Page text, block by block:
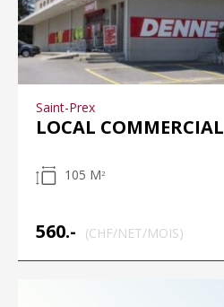
Saint-Prex
LOCAL COMMERCIAL
105 M 2
560.- (CHF/NET/MOIS)